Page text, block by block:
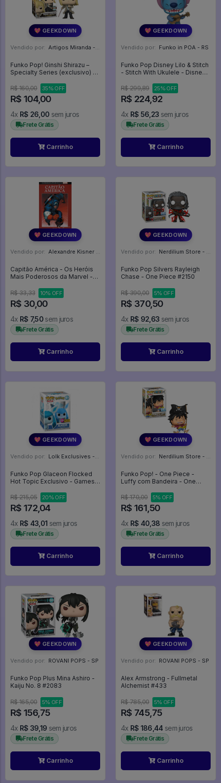
💖 GEEKDOWN
Vendido por: Artigos Miranda - RJ
Funko Pop! Ginshi Shirazu –
Specialty Series (exclusivo) -
R$ 160,00
35% OFF
R$ 104,00
4x R$ 26,00 sem juros
Frete Grátis
Carrinho
💖 GEEKDOWN
Vendido por: Funko in POA - RS
Funko Pop Disney Lilo & Stitch
- Stitch With Ukulele - Disney
R$ 299,89
25% OFF
R$ 224,92
4x R$ 56,23 sem juros
Frete Grátis
Carrinho
💖 GEEKDOWN
Vendido por: Alexandre Kisner - PR
Capitão América - Os Heróis
Mais Poderosos da Marvel -
R$ 33,33
10% OFF
R$ 30,00
4x R$ 7,50 sem juros
Frete Grátis
Carrinho
💖 GEEKDOWN
Vendido por: Nerdilium Store - SP
Funko Pop Silvers Rayleigh
Chase - One Piece #2150
R$ 390,00 5% OFF
R$ 370,50
4x R$ 92,63 sem juros
Frete Grátis
Carrinho
💖 GEEKDOWN
Vendido por: Lolk Exclusives - SP
Funko Pop Glaceon Flocked
Hot Topic Exclusivo - Games
R$ 215,05
20% OFF
R$ 172,04
4x R$ 43,01 sem juros
Frete Grátis
Carrinho
💖 GEEKDOWN
Vendido por: Nerdilium Store - SP
Funko Pop! - One Piece -
Luffy com Bandeira - One
R$ 170,00
5% OFF
R$ 161,50
4x R$ 40,38 sem juros
Frete Grátis
Carrinho
💖 GEEKDOWN
Vendido por: ROVANI POPS - SP
Funko Pop Plus Mina Ashiro -
Kaiju No. 8 #2083
R$ 165,00 5% OFF
R$ 156,75
4x R$ 39,19 sem juros
Frete Grátis
Carrinho
💖 GEEKDOWN
Vendido por: ROVANI POPS - SP
Alex Armstrong - Fullmetal
Alchemist #433
R$ 785,00 5% OFF
R$ 745,75
4x R$ 186,44 sem juros
Frete Grátis
Carrinho